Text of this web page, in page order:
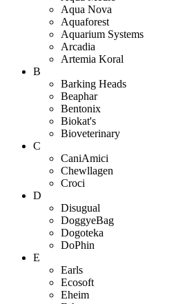
Aqua Nova
Aquaforest
Aquarium Systems
Arcadia
Artemia Koral
B
Barking Heads
Beaphar
Bentonix
Biokat's
Bioveterinary
C
CaniAmici
Chewllagen
Croci
D
Disugual
DoggyeBag
Dogoteka
DoPhin
E
Earls
Ecosoft
Eheim